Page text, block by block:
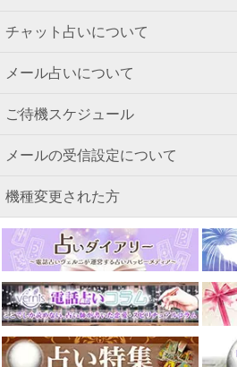
チャット占いについて
メール占いについて
ご待機スケジュール
メールの受信設定について
機種変更された方